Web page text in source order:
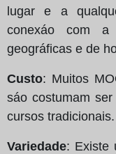
lugar e a
conexáo com a
geográficas e de
Custo: Muitos
sáo costumam
cursos
Variedade: Existe